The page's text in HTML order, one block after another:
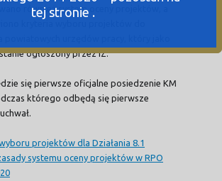
również system oceny projektów, a
ogłoszony przez IZ.
się pierwsze oficjalne posiedzenie KM
którego odbędą się pierwsze
projektów dla Działania 8.1
systemu oceny projektów w RPO
tej stronie .